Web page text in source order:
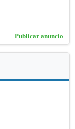
Publicar anuncio